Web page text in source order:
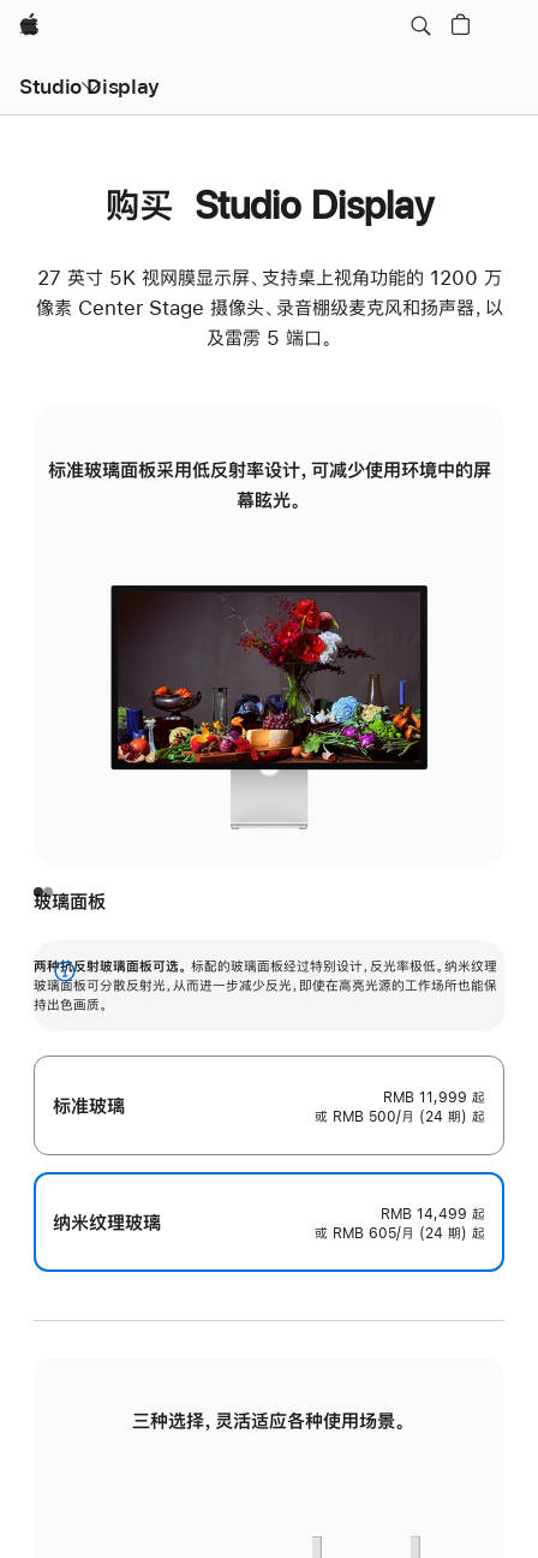
Apple
Studio Display
购买 Studio Display
27 英寸 5K 视网膜显示屏、支持桌上视角功能的 1200 万
像素 Center Stage 摄像头、录音棚级麦克风和扬声器，以
及雷雳 5 端口。
标准玻璃面板采用低反射率设计，可减少使用环境中的屏
幕眩光。
玻璃面板
两种抗反射玻璃面板可选。 标配的玻璃面板经过特别设计，反光率极低。纳米纹理
玻璃面板可分散反射光，从而进一步减少反光，即使在高亮光源的工作场所也能保
持出色画质。
展
开
标准玻璃 RMB 11,999 起
或 RMB 500/月 (24 期) 起
纳米纹理玻璃 RMB 14,499 起
或 RMB 605/月 (24 期) 起
三种选择，灵活适应各种使用场景。